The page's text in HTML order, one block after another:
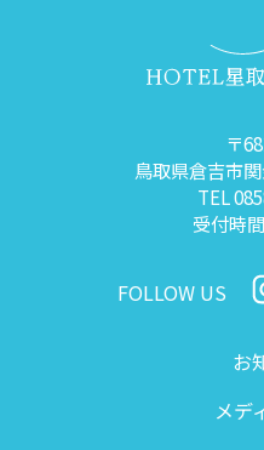
〒
鳥取県倉吉市
TEL
受付時
FOLLOW US
お
メデ